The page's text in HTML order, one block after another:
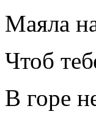
Маяла
Чтоб
В горе